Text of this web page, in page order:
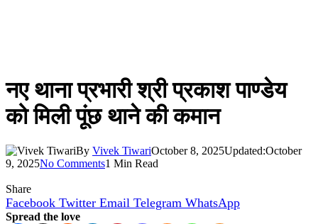
नए थाना प्रभारी श्री प्रकाश पाण्डेय
को मिली पूंछ थाने की कमान
By Vivek TiwariOctober 8, 2025Updated:October
9, 2025No Comments1 Min Read
Share
Facebook Twitter Email Telegram WhatsApp
Spread the love